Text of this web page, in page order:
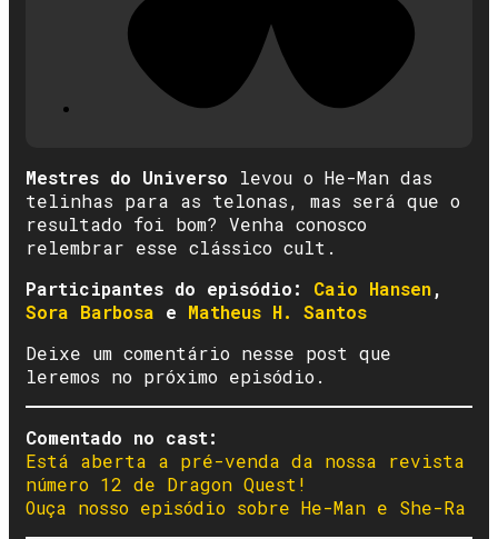
Mestres do Universo levou o He-Man das
telinhas para as telonas, mas será que o
resultado foi bom? Venha conosco
relembrar esse clássico cult.
Participantes do episódio: Caio Hansen,
Sora Barbosa e Matheus H. Santos
Deixe um comentário nesse post que
leremos no próximo episódio.
Comentado no cast:
Está aberta a pré-venda da nossa revista
número 12 de Dragon Quest!
Ouça nosso episódio sobre He-Man e She-Ra